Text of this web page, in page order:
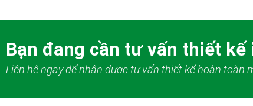
Bạn đang cần tư vấn thiết kế
Liên hệ ngay để nhận được tư vấn thiết kế hoàn toàn